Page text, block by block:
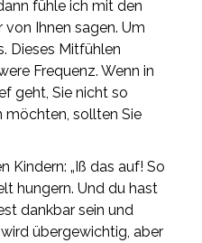
fühle ich mit den
von Ihnen sagen. Um
Dieses Mitfühlen
Frequenz. Wenn in
geht, Sie nicht so
möchten, sollten Sie
Kindern: „Iß das auf! So
hungern. Und du hast
dankbar sein und
übergewichtig, aber